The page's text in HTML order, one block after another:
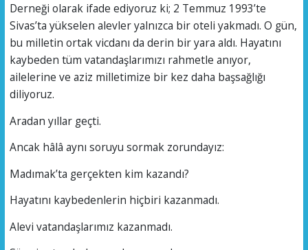
Derneği olarak ifade ediyoruz ki; 2 Temmuz 1993’te
Sivas’ta yükselen alevler yalnızca bir oteli yakmadı. O gün,
bu milletin ortak vicdanı da derin bir yara aldı. Hayatını
kaybeden tüm vatandaşlarımızı rahmetle anıyor,
ailelerine ve aziz milletimize bir kez daha başsağlığı
diliyoruz.
Aradan yıllar geçti.
Ancak hâlâ aynı soruyu sormak zorundayız:
Madımak’ta gerçekten kim kazandı?
Hayatını kaybedenlerin hiçbiri kazanmadı.
Alevi vatandaşlarımız kazanmadı.